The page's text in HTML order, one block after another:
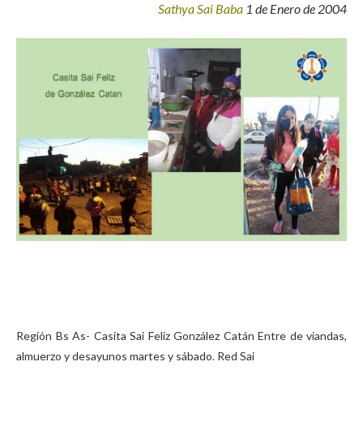
Sathya Sai Baba 1 de Enero de 2004
Región Bs As- Casita Sai Feliz González Catán Entre de viandas,
almuerzo y desayunos martes y sábado. Red Sai